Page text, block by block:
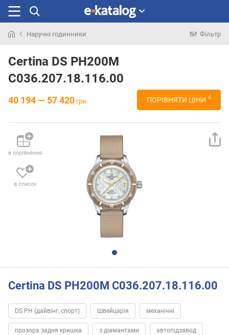
раніше
Наручні годинники Фільтр
Certina DS PH200M
C036.207.18.116.00
40 194 — 57 420 грн. ПОРІВНЯТИ ЦІНИ 4
в порівняння
в список
Certina DS PH200M C036.207.18.116.00
DS PH (дайвінг, спорт) Швейцарія механічні
прозора задня кришка з діамантами автопідзавод